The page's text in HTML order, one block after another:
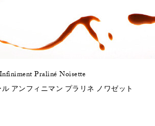
Praliné Noisette
アンフィニマン プラリネ ノワゼット